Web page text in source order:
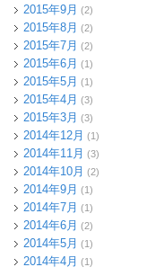
2015年9月 (2)
2015年8月 (2)
2015年7月 (2)
2015年6月 (1)
2015年5月 (1)
2015年4月 (3)
2015年3月 (3)
2014年12月 (1)
2014年11月 (3)
2014年10月 (2)
2014年9月 (1)
2014年7月 (1)
2014年6月 (2)
2014年5月 (1)
2014年4月 (1)